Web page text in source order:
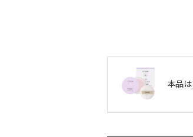
本品は